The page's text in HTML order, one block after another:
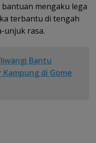
mengaku lega
terbantu di tengah
unjuk rasa.
Bantu
di Gome